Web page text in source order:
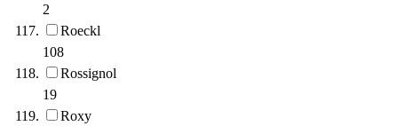
2
Roeckl
108
Rossignol
19
Roxy